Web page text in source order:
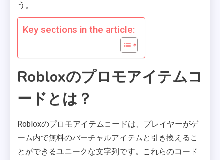
う。
Key sections in the article:
Robloxのプロモアイテムコ
ードとは？
Robloxのプロモアイテムコードは、プレイヤーがゲ
ーム内で無料のバーチャルアイテムと引き換えるこ
とができるユニークな文字列です。これらのコード